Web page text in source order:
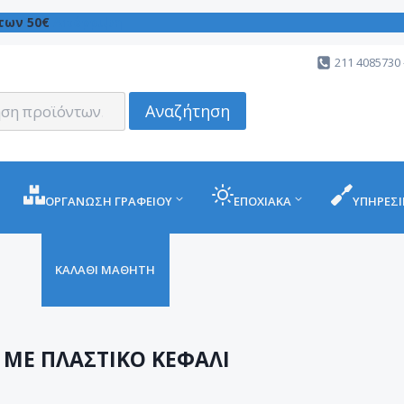
50€
211
Αναζήτηση
ΟΡΓΑΝΩΣΗ ΓΡΑΦΕΙΟΥ ΕΠΟΧΙΑΚΑ
ΚΑΛΑΘΙ ΜΑΘΗΤΗ
ΜΕ ΠΛΑΣΤΙΚΟ ΚΕΦΑΛΙ